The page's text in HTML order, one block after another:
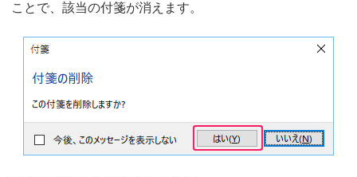
ことで、該当の付箋が消えます。